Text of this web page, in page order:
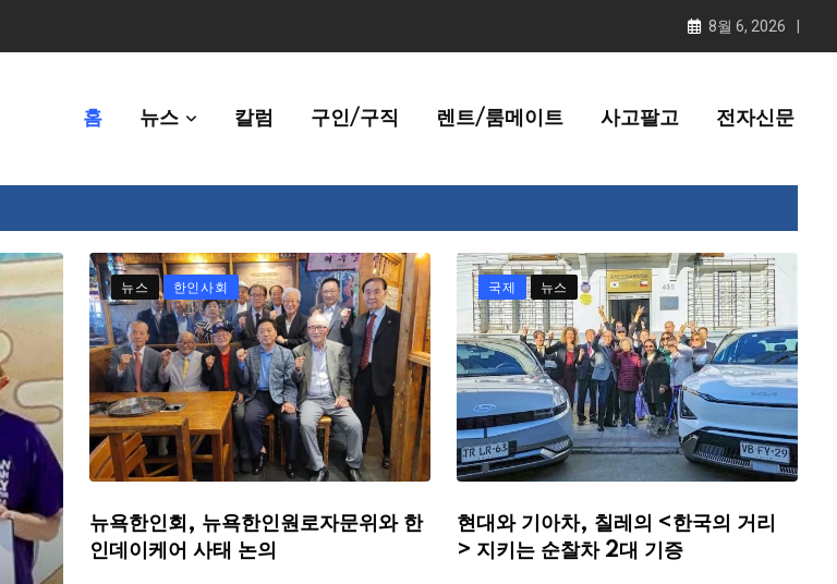
8월 6, 2026
홈 뉴스 칼럼 구인/구직 렌트/룸메이트 사고팔고 전자신문
뉴스 한인사회
뉴욕한인회, 뉴욕한인원로자문위와 한
인데이케어 사태 논의
국제 뉴스
현대와 기아차, 칠레의 <한국의 거리
> 지키는 순찰차 2대 기증